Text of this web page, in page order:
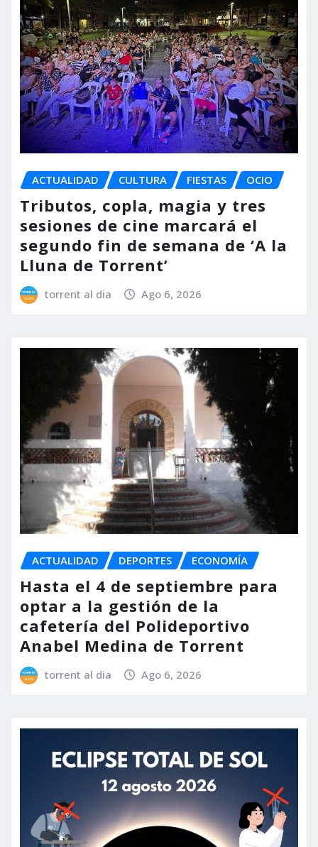
ACTUALIDAD CULTURA FIESTAS OCIO
Tributos, copla, magia y tres
sesiones de cine marcará el
segundo fin de semana de ‘A la
Lluna de Torrent’
torrent al dia Ago 6, 2026
ACTUALIDAD DEPORTES ECONOMÍA
Hasta el 4 de septiembre para
optar a la gestión de la
cafetería del Polideportivo
Anabel Medina de Torrent
torrent al dia Ago 6, 2026